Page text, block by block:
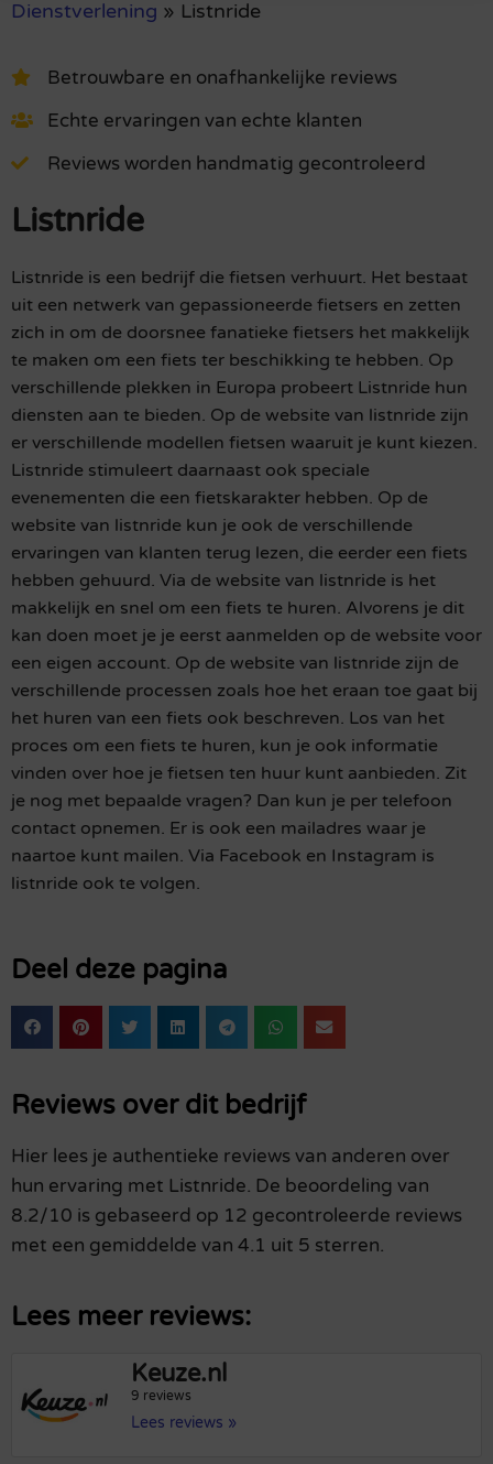
Dienstverlening » Listnride
Betrouwbare en onafhankelijke reviews
Echte ervaringen van echte klanten
Reviews worden handmatig gecontroleerd
Listnride
Listnride is een bedrijf die fietsen verhuurt. Het bestaat
uit een netwerk van gepassioneerde fietsers en zetten
zich in om de doorsnee fanatieke fietsers het makkelijk
te maken om een fiets ter beschikking te hebben. Op
verschillende plekken in Europa probeert Listnride hun
diensten aan te bieden. Op de website van listnride zijn
er verschillende modellen fietsen waaruit je kunt kiezen.
Listnride stimuleert daarnaast ook speciale
evenementen die een fietskarakter hebben. Op de
website van listnride kun je ook de verschillende
ervaringen van klanten terug lezen, die eerder een fiets
hebben gehuurd. Via de website van listnride is het
makkelijk en snel om een fiets te huren. Alvorens je dit
kan doen moet je je eerst aanmelden op de website voor
een eigen account. Op de website van listnride zijn de
verschillende processen zoals hoe het eraan toe gaat bij
het huren van een fiets ook beschreven. Los van het
proces om een fiets te huren, kun je ook informatie
vinden over hoe je fietsen ten huur kunt aanbieden. Zit
je nog met bepaalde vragen? Dan kun je per telefoon
contact opnemen. Er is ook een mailadres waar je
naartoe kunt mailen. Via Facebook en Instagram is
listnride ook te volgen.
Deel deze pagina
Reviews over dit bedrijf
Hier lees je authentieke reviews van anderen over
hun ervaring met Listnride. De beoordeling van
8.2/10 is gebaseerd op 12 gecontroleerde reviews
met een gemiddelde van 4.1 uit 5 sterren.
Lees meer reviews:
Keuze.nl
9 reviews
Lees reviews »